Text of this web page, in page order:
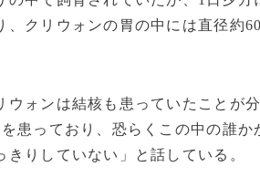
、クリウォンの胃の中には直径約
ォンは結核も患っていたことが
患っており、恐らくこの中の誰
きりしていない」と話している。